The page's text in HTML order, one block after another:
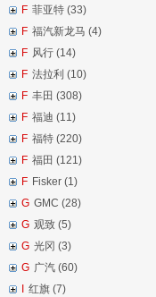
F 菲亚特 (33)
F 福汽新龙马 (4)
F 风行 (14)
F 法拉利 (10)
F 丰田 (308)
F 福迪 (11)
F 福特 (220)
F 福田 (121)
F Fisker (1)
G GMC (28)
G 观致 (5)
G 光冈 (3)
G 广汽 (60)
红旗 (7)